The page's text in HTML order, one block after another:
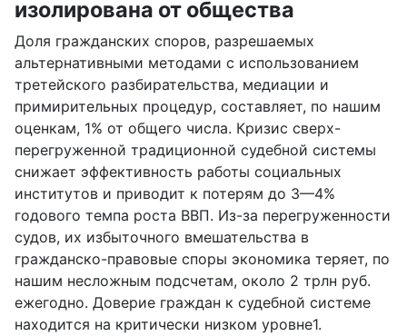
изолирована от общества
Доля гражданских споров, разрешаемых
альтернативными методами с использованием
третейского разбирательства, медиации и
примирительных процедур, составляет, по нашим
оценкам, 1% от общего числа. Кризис сверх-
перегруженной традиционной судебной системы
снижает эффективность работы социальных
институтов и приводит к потерям до 3—4%
годового темпа роста ВВП. Из-за перегруженности
судов, их избыточного вмешательства в
гражданско-правовые споры экономика теряет, по
нашим несложным подсчетам, около 2 трлн руб.
ежегодно. Доверие граждан к судебной системе
находится на критически низком уровне1.